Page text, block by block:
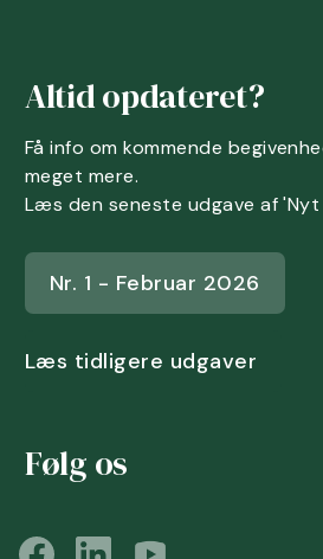
Altid opdateret?
Få info om kommende
meget mere.
Læs den seneste udgave af 'Nyt
Nr. 1 - Februar 2026
Læs tidligere udgaver
Følg os